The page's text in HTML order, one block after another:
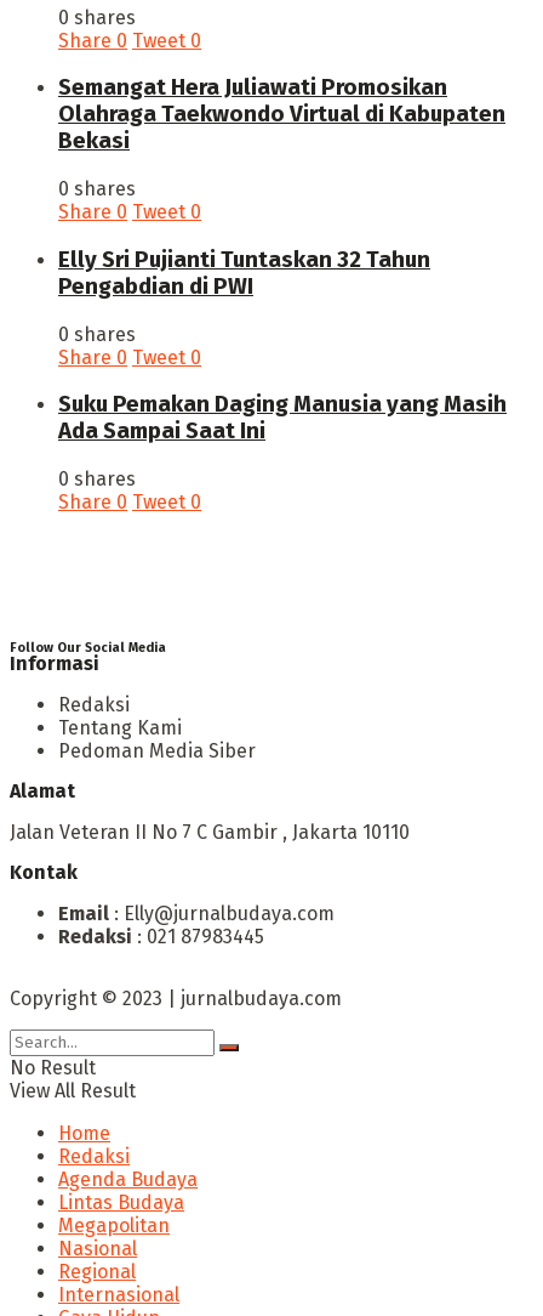
0 shares
Share 0 Tweet 0
Semangat Hera Juliawati Promosikan
Olahraga Taekwondo Virtual di Kabupaten
Bekasi
0 shares
Share 0 Tweet 0
Elly Sri Pujianti Tuntaskan 32 Tahun
Pengabdian di PWI
0 shares
Share 0 Tweet 0
‎Suku Pemakan Daging Manusia yang Masih
Ada Sampai Saat Ini
0 shares
Share 0 Tweet 0
Follow Our Social Media
Informasi
Redaksi
Tentang Kami
Pedoman Media Siber
Alamat
Jalan Veteran II No 7 C Gambir , Jakarta 10110
Kontak
Email : Elly@jurnalbudaya.com
Redaksi : 021 87983445
Copyright © 2023 | jurnalbudaya.com
No Result
View All Result
Home
Redaksi
Agenda Budaya
Lintas Budaya
Megapolitan
Nasional
Regional
Internasional